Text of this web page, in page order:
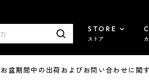
STORE
ストア
期間中の出荷およびお問い合わせに関